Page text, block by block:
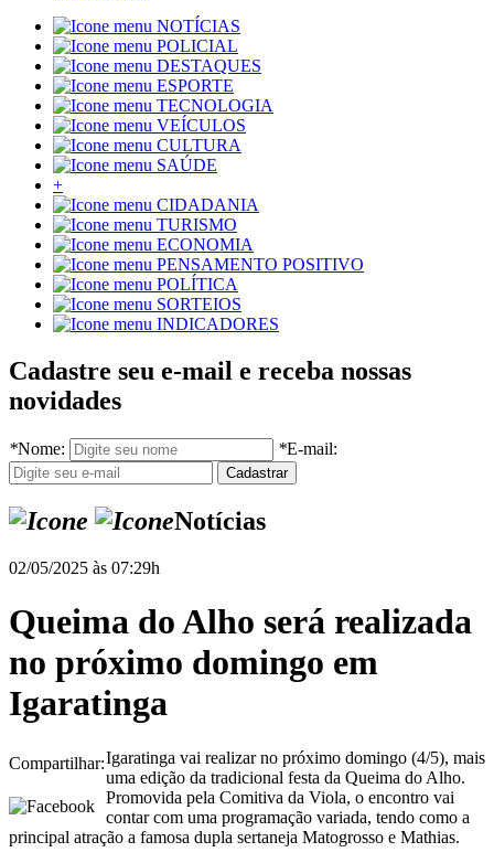
NOTÍCIAS
POLICIAL
DESTAQUES
ESPORTE
TECNOLOGIA
VEÍCULOS
CULTURA
SAÚDE
+
CIDADANIA
TURISMO
ECONOMIA
PENSAMENTO POSITIVO
POLÍTICA
SORTEIOS
INDICADORES
Cadastre seu e-mail e receba nossas
novidades
*Nome: *E-mail:
Notícias
02/05/2025 às 07:29h
Queima do Alho será realizada
no próximo domingo em
Igaratinga
Compartilhar:Igaratinga vai realizar no próximo domingo (4/5), mais
uma edição da tradicional festa da Queima do Alho.
Promovida pela Comitiva da Viola, o encontro vai
contar com uma programação variada, tendo como a
principal atração a famosa dupla sertaneja Matogrosso e Mathias.